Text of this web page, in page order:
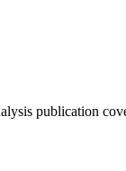
publication